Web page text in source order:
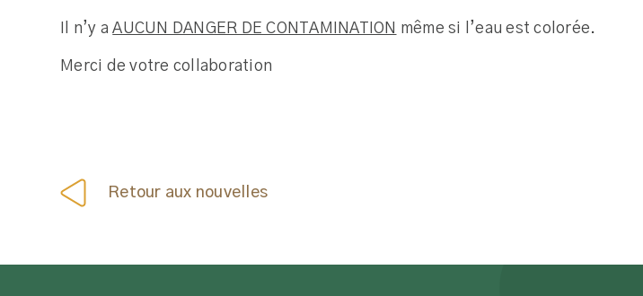
Il n’y aAUCUN DANGER DE CONTAMINATION même si l’eau est colorée.
Merci de votre collaboration
Retour aux nouvelles